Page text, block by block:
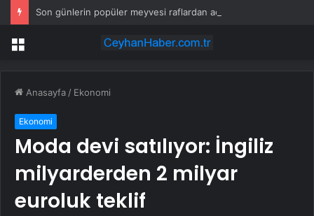
Menü
Anasayfa / Ekonomi
Ekonomi
Moda devi satılıyor: İngiliz
milyarderden 2 milyar
euroluk teklif